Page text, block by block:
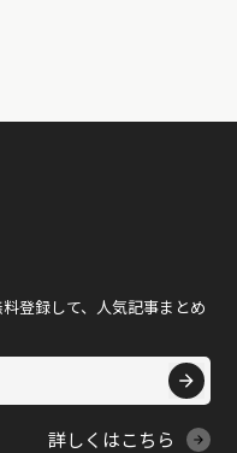
登録して、人気記事まとめ
詳しくはこちら